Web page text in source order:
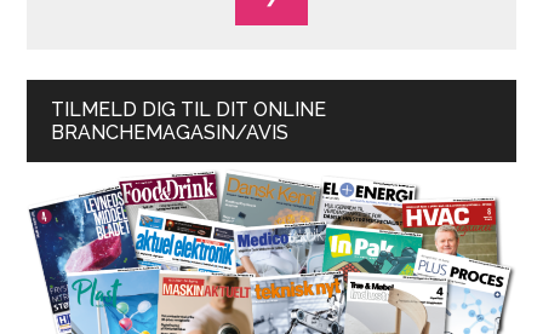
TILMELD DIG TIL DIT ONLINE
BRANCHEMAGASIN/AVIS